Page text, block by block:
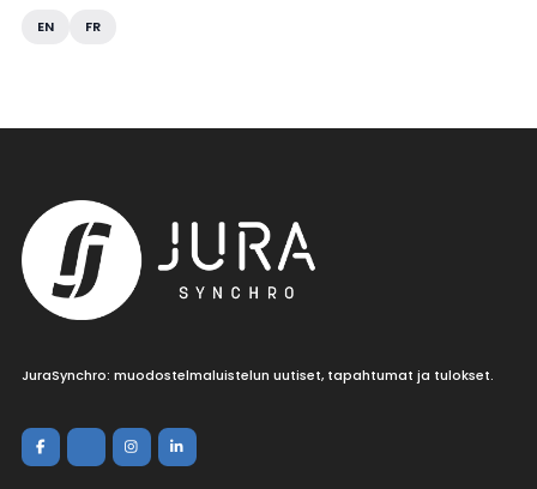
EN FR
JuraSynchro: muodostelmaluistelun uutiset, tapahtumat ja tulokset.